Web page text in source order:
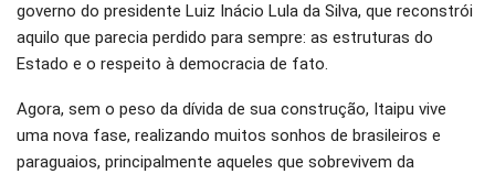
governo do presidente Luiz Inácio Lula da Silva, que reconstrói
aquilo que parecia perdido para sempre: as estruturas do
Estado e o respeito à democracia de fato.
Agora, sem o peso da dívida de sua construção, Itaipu vive
uma nova fase, realizando muitos sonhos de brasileiros e
paraguaios, principalmente aqueles que sobrevivem da